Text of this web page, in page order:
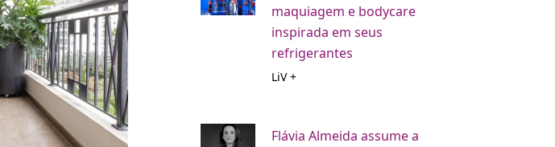
maquiagem e bodycare
inspirada em seus
refrigerantes
LiV +
Flávia Almeida assume a